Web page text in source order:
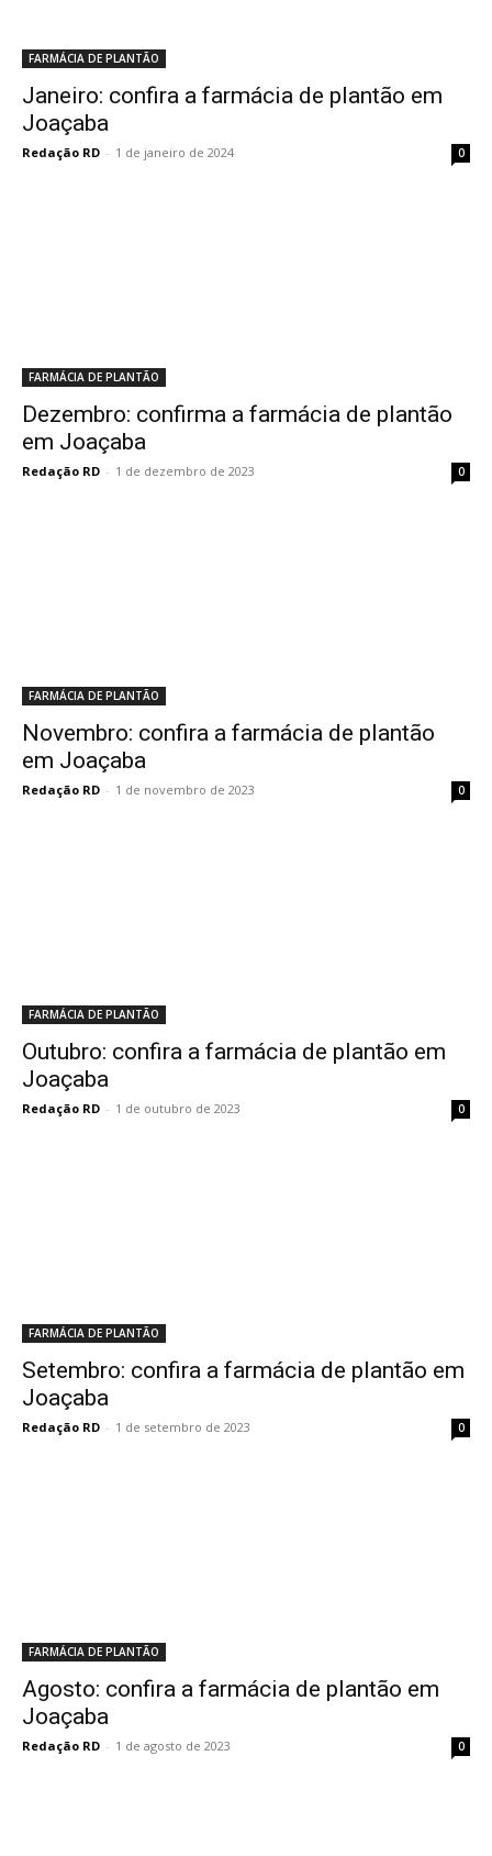
FARMÁCIA DE PLANTÃO
Janeiro: confira a farmácia de plantão em
Joaçaba
Redação RD - 1 de janeiro de 2024 0
FARMÁCIA DE PLANTÃO
Dezembro: confirma a farmácia de plantão
em Joaçaba
Redação RD - 1 de dezembro de 2023 0
FARMÁCIA DE PLANTÃO
Novembro: confira a farmácia de plantão
em Joaçaba
Redação RD - 1 de novembro de 2023 0
FARMÁCIA DE PLANTÃO
Outubro: confira a farmácia de plantão em
Joaçaba
Redação RD - 1 de outubro de 2023 0
FARMÁCIA DE PLANTÃO
Setembro: confira a farmácia de plantão em
Joaçaba
Redação RD - 1 de setembro de 2023 0
FARMÁCIA DE PLANTÃO
Agosto: confira a farmácia de plantão em
Joaçaba
Redação RD - 1 de agosto de 2023 0